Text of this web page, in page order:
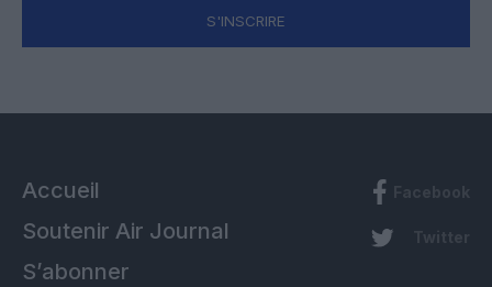
S'INSCRIRE
Accueil
Soutenir Air Journal
S’abonner